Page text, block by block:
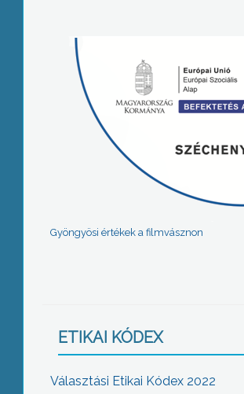
Gyöngyösi értékek a filmvásznon
ETIKAI KÓDEX
Választási Etikai Kódex 2022